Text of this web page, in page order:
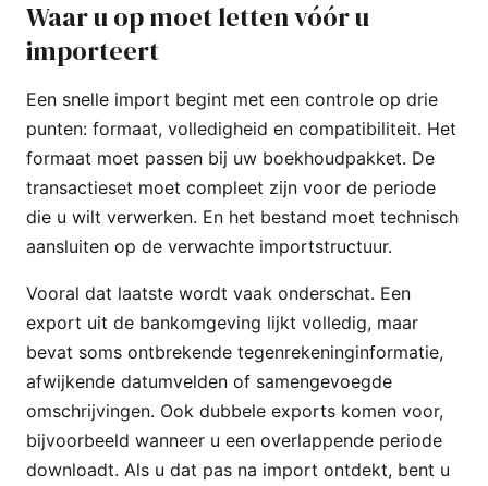
Waar u op moet letten vóór u
importeert
Een snelle import begint met een controle op drie
punten: formaat, volledigheid en compatibiliteit. Het
formaat moet passen bij uw boekhoudpakket. De
transactieset moet compleet zijn voor de periode
die u wilt verwerken. En het bestand moet technisch
aansluiten op de verwachte importstructuur.
Vooral dat laatste wordt vaak onderschat. Een
export uit de bankomgeving lijkt volledig, maar
bevat soms ontbrekende tegenrekeninginformatie,
afwijkende datumvelden of samengevoegde
omschrijvingen. Ook dubbele exports komen voor,
bijvoorbeeld wanneer u een overlappende periode
downloadt. Als u dat pas na import ontdekt, bent u